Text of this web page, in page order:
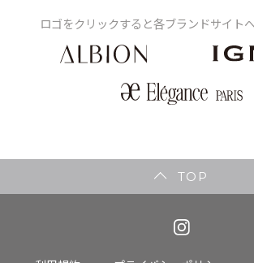
ロゴをクリックすると各ブランドサイト
TOP